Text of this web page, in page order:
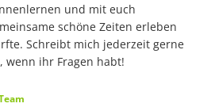
und mit euch
schöne Zeiten erleben
Schreibt mich jederzeit gerne
wenn ihr Fragen habt!